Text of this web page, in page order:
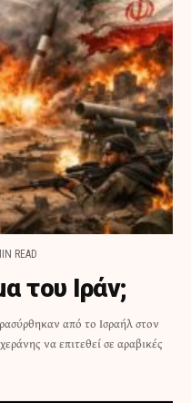
READ
του Ιράν;
από το Ισραήλ στον
να επιτεθεί σε αραβικές